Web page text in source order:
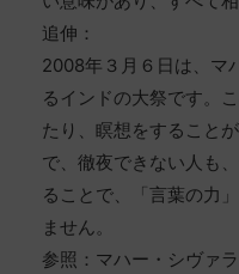
追伸：
2008年３月６日は、マ
るインドの大祭です。
たり、瞑想をすること
で、徹夜できない人も
ることで、「言葉の力
ません。
参照：マハー・シヴァ